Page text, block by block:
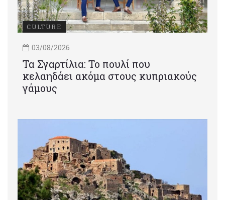
CULTURE
03/08/2026
Τα Σγαρτίλια: Το πουλί που
κελαηδάει ακόμα στους κυπριακούς
γάμους